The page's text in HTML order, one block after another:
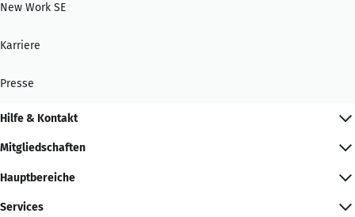
New Work SE
Karriere
Presse
Hilfe & Kontakt
Mitgliedschaften
Hauptbereiche
Services